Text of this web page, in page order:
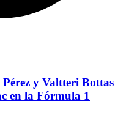
y Valtteri Bottas
en la Fórmula 1